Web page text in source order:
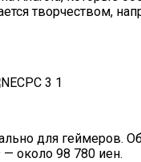
творчеством,
для геймеров.
— около 98 780 иен.